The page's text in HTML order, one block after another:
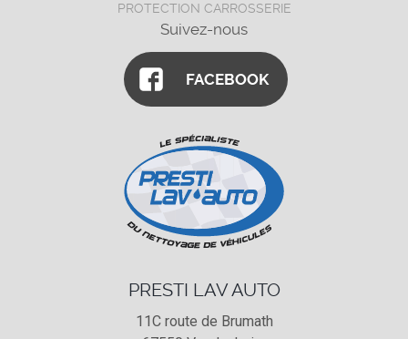
PROTECTION CARROSSERIE
Suivez-nous
FACEBOOK
PRESTI LAV AUTO
11C route de Brumath